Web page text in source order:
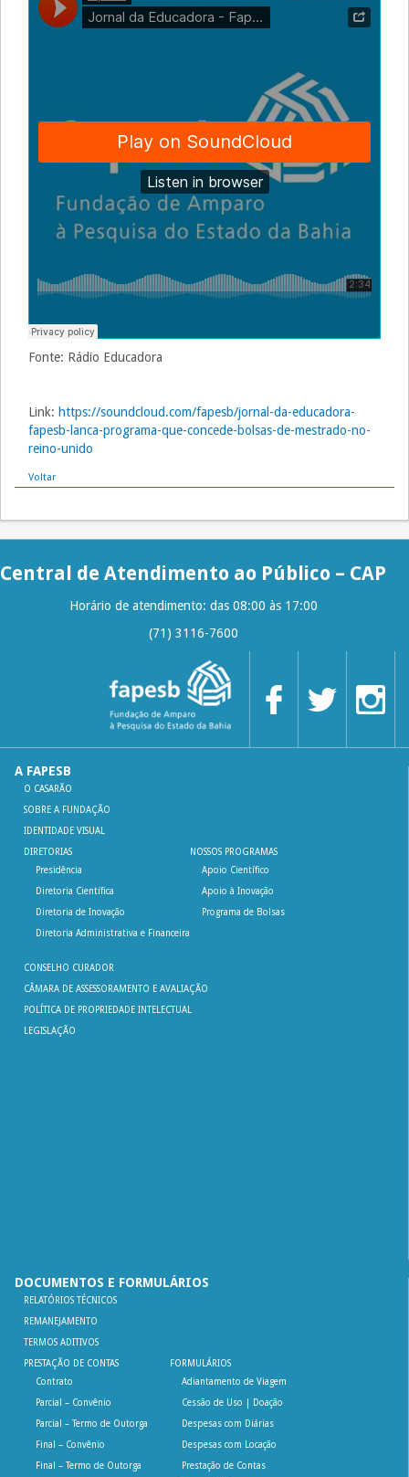
Fonte: Rádio Educadora
Link: https://soundcloud.com/fapesb/jornal-da-educadora-
fapesb-lanca-programa-que-concede-bolsas-de-mestrado-no-
reino-unido
Voltar
Central de Atendimento ao Público – CAP
Horário de atendimento: das 08:00 às 17:00
(71) 3116-7600
A FAPESB
O CASARÃO
SOBRE A FUNDAÇÃO
IDENTIDADE VISUAL
DIRETORIAS
Presidência
Diretoria Científica
Diretoria de Inovação
Diretoria Administrativa e Financeira
NOSSOS PROGRAMAS
Apoio Científico
Apoio à Inovação
Programa de Bolsas
CONSELHO CURADOR
CÂMARA DE ASSESSORAMENTO E AVALIAÇÃO
POLÍTICA DE PROPRIEDADE INTELECTUAL
LEGISLAÇÃO
DOCUMENTOS E FORMULÁRIOS
RELATÓRIOS TÉCNICOS
REMANEJAMENTO
TERMOS ADITIVOS
PRESTAÇÃO DE CONTAS
Contrato
Parcial – Convênio
Parcial – Termo de Outorga
Final – Convênio
Final – Termo de Outorga
FORMULÁRIOS
Adiantamento de Viagem
Cessão de Uso | Doação
Despesas com Diárias
Despesas com Locação
Prestação de Contas